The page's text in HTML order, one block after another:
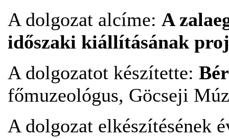
A dolgozat alcíme: A
időszaki kiállításának
A dolgozatot készítette:
főmuzeológus, Göcseji
A dolgozat elkészítésének